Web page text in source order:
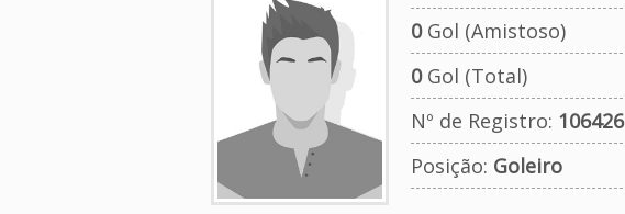
0Gol (Amistoso)
0Gol (Total)
Nº de Registro: 106426
Posição: Goleiro